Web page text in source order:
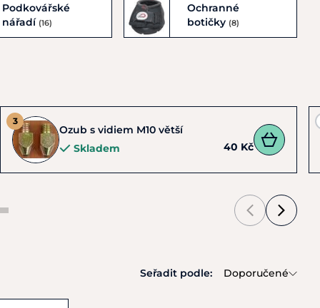
Podkovářské
nářadí (16)
Ochranné
botičky (8)
Ozub s vidiem M10 větší
Skladem
40 Kč
Seřadit podle: Doporučené